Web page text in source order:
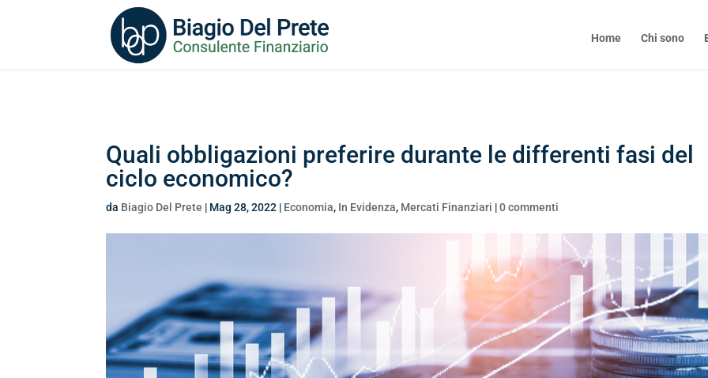
Home
Chi sono
Quali obbligazioni preferire durante le differenti fasi del
ciclo economico?
da Biagio Del Prete | Mag 28, 2022 | Economia, In Evidenza, Mercati Finanziari |0 commenti